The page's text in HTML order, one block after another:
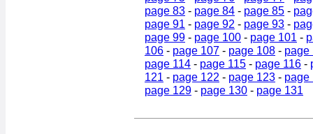
page 83 - page 84 - page 85 -
page 91 - page 92 - page 93 -
page 99 - page 100 - page 101 -
106 - page 107 - page 108 - page
page 114 - page 115 - page 116 -
121 - page 122 - page 123 - page
page 129 - page 130 - page 131